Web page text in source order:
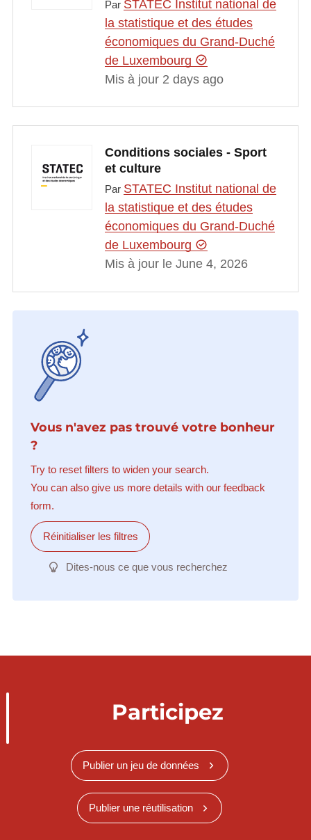
Par STATEC Institut national de
la statistique et des études
économiques du Grand-Duché
de Luxembourg
Mis à jour 2 days ago
Conditions sociales - Sport
et culture
Par STATEC Institut national de
la statistique et des études
économiques du Grand-Duché
de Luxembourg
Mis à jour le June 4, 2026
Vous n'avez pas trouvé votre bonheur
?
Try to reset filters to widen your search.
You can also give us more details with our feedback
form.
Réinitialiser les filtres
Dites-nous ce que vous recherchez
Participez
Publier un jeu de données
Publier une réutilisation